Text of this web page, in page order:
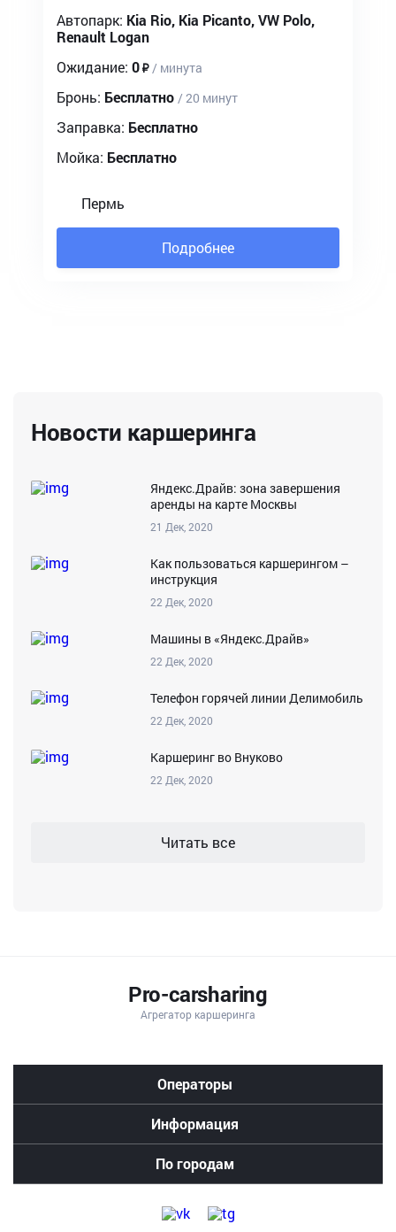
Автопарк: Kia Rio, Kia Picanto, VW Polo,
Renault Logan
Ожидание: 0 / минута
Бронь: Бесплатно / 20 минут
Заправка: Бесплатно
Мойка: Бесплатно
Пермь
Подробнее
Новости каршеринга
Яндекс.Драйв: зона завершения
аренды на карте Москвы
21 Дек, 2020
Как пользоваться каршерингом –
инструкция
22 Дек, 2020
Машины в «Яндекс.Драйв»
22 Дек, 2020
Телефон горячей линии Делимобиль
22 Дек, 2020
Каршеринг во Внуково
22 Дек, 2020
Читать все
Pro-carsharing
Агрегатор каршеринга
стоимость
спб
нижнем
Операторы
Информация
По городам